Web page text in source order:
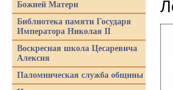
Божией Матери
Библиотека памяти Государя
Императора Николая II
Воскресная школа Цесаревича
Алексия
Паломническая служба общины